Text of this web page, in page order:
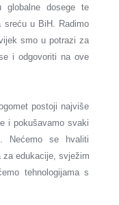
globalne dosege te
sreću u BiH. Radimo
smo u potrazi za
i odgovoriti na ove
postoji najviše
i pokušavamo svaki
Nećemo se hvaliti
za edukacije, svježim
tehnologijama s